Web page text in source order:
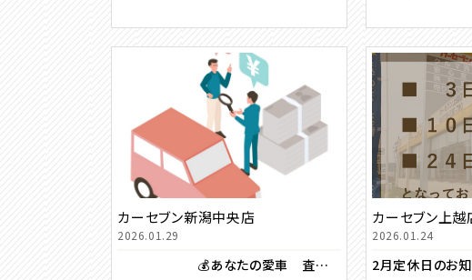
カーセブン新潟中央店
2026.01.29
💰あなたの愛車 査定と売却のタイミング🚗
カーセブン上越
2026.01.24
2月定休日のお